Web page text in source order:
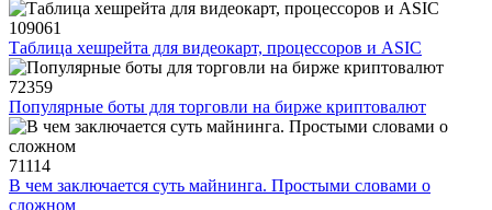
109061
Таблица хешрейта для видеокарт, процессоров и ASIC
72359
Популярные боты для торговли на бирже криптовалют
71114
В чем заключается суть майнинга. Простыми словами о
сложном